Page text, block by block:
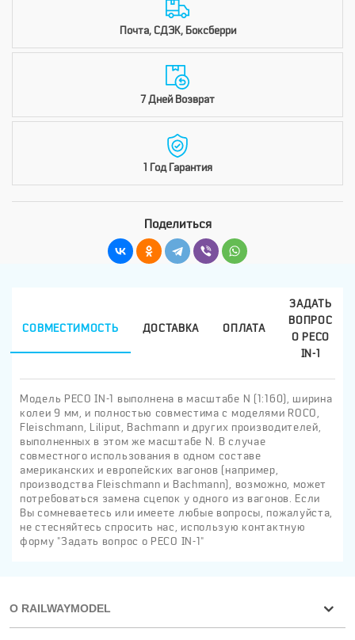
Почта, СДЭК, Боксберри
7 Дней Возврат
1 Год Гарантия
Поделиться
СОВМЕСТИМОСТЬ ДОСТАВКА ОПЛАТА
ЗАДАТЬ
ВОПРОС
О PECO
IN-1
Модель PECO IN-1 выполнена в масштабе N (1:160), ширина
колеи 9 мм, и полностью совместима с моделями ROCO,
Fleischmann, Liliput, Bachmann и других производителей,
выполненных в этом же масштабе N. В случае
совместного использования в одном составе
американских и европейских вагонов (например,
производства Fleischmann и Bachmann), возможно, может
потребоваться замена сцепок у одного из вагонов. Если
Вы сомневаетесь или имеете любые вопросы, пожалуйста,
не стесняйтесь спросить нас, использую контактную
форму "Задать вопрос о PECO IN-1"
О RAILWAYMODEL